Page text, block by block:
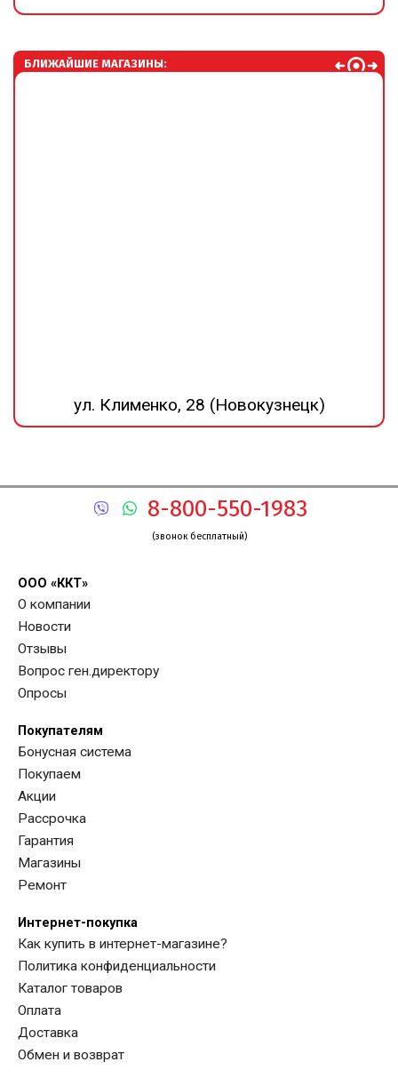
БЛИЖАЙШИЕ МАГАЗИНЫ:
ул. Клименко, 28 (Новокузнецк)
ул. 40 лет Октября, 8 (Кемерово)
8-800-550-1983
(звонок бесплатный)
ООО «ККТ»
О компании
Новости
Отзывы
Вопрос ген.директору
Опросы
Покупателям
Бонусная система
Покупаем
Акции
Рассрочка
Гарантия
Магазины
Ремонт
Интернет-покупка
Как купить в интернет-магазине?
Политика конфиденциальности
Каталог товаров
Оплата
Доставка
Обмен и возврат